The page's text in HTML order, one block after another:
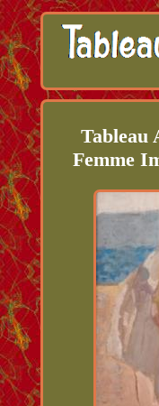
Tableau
Femme